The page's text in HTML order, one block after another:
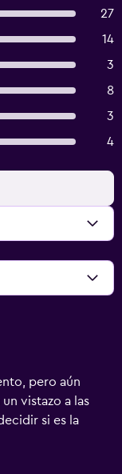
27
14
3
8
3
4
pero aún
vistazo a las
si es la